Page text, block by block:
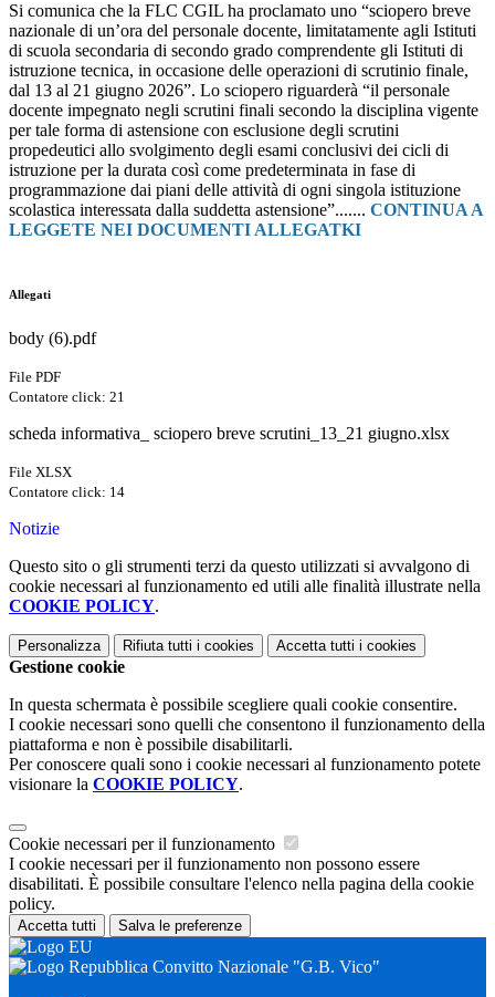
Si comunica che la FLC CGIL ha proclamato uno “sciopero breve
nazionale di un’ora del personale docente, limitatamente agli Istituti
di scuola secondaria di secondo grado comprendente gli Istituti di
istruzione tecnica, in occasione delle operazioni di scrutinio finale,
dal 13 al 21 giugno 2026”. Lo sciopero riguarderà “il personale
docente impegnato negli scrutini finali secondo la disciplina vigente
per tale forma di astensione con esclusione degli scrutini
propedeutici allo svolgimento degli esami conclusivi dei cicli di
istruzione per la durata così come predeterminata in fase di
programmazione dai piani delle attività di ogni singola istituzione
scolastica interessata dalla suddetta astensione”....... CONTINUA A
LEGGETE NEI DOCUMENTI ALLEGATKI
Allegati
body (6).pdf
File PDF
Contatore click: 21
scheda informativa_ sciopero breve scrutini_13_21 giugno.xlsx
File XLSX
Contatore click: 14
Notizie
Questo sito o gli strumenti terzi da questo utilizzati si avvalgono di
cookie necessari al funzionamento ed utili alle finalità illustrate nella
COOKIE POLICY.
Personalizza Rifiuta tutti i cookies Accetta tutti i cookies
Gestione cookie
In questa schermata è possibile scegliere quali cookie consentire.
I cookie necessari sono quelli che consentono il funzionamento della
piattaforma e non è possibile disabilitarli.
Per conoscere quali sono i cookie necessari al funzionamento potete
visionare la COOKIE POLICY.
Cookie necessari per il funzionamento
I cookie necessari per il funzionamento non possono essere
disabilitati. È possibile consultare l'elenco nella pagina della cookie
policy.
Accetta tutti Salva le preferenze
Convitto Nazionale "G.B. Vico"